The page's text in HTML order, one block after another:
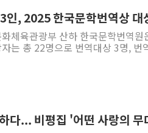
인, 2025 한국문학번역상 대
체육관광부 산하 한국문학번역
는 총 22명으로 번역대상 3명, 번
다... 비평집 '어떤 사랑의 무